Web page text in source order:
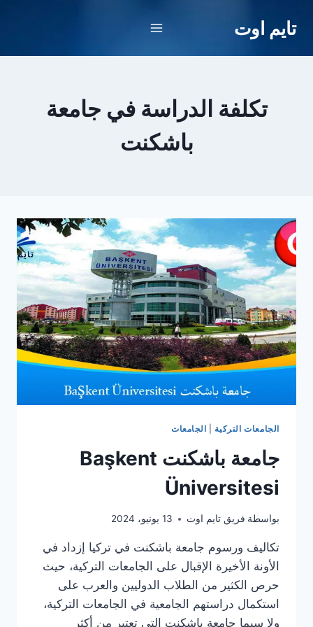
تايم اوت
تكلفة الدراسة في جامعة
باشكنت
الجامعات التركية الجامعات
جامعة باشكنت Başkent
Üniversitesi
بواسطة فريق تايم اوت 13 يونيو، 2024
تكاليف ورسوم جامعة باشكنت في تركيا إزداد في
الأونة الأخيرة الإقبال على الجامعات التركية، حيث
حرص الكثير من الطلاب الدوليين والعرب على
استكمال دراستهم الجامعية في الجامعات التركية،
ولا سيما جامعة باشكنت التي تعتبر من أكثر